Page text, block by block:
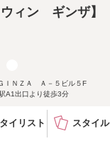
ィン ギンザ】
ＩＮＺＡ Ａ－５ビル５F
A1出口より徒歩3分
イリスト スタイル